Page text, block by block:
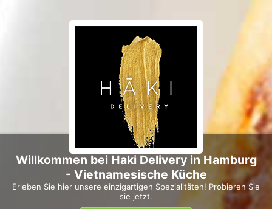
Willkommen bei Haki Delivery in Hamburg
- Vietnamesische Küche
Erleben Sie hier unsere einzigartigen Spezialitäten! Probieren Sie
sie jetzt.